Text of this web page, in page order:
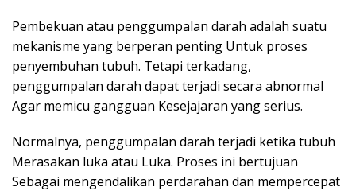
Pembekuan atau penggumpalan darah adalah suatu
mekanisme yang berperan penting Untuk proses
penyembuhan tubuh. Tetapi terkadang,
penggumpalan darah dapat terjadi secara abnormal
Agar memicu gangguan Kesejajaran yang serius.
Normalnya, penggumpalan darah terjadi ketika tubuh
Merasakan luka atau Luka. Proses ini bertujuan
Sebagai mengendalikan perdarahan dan mempercepat